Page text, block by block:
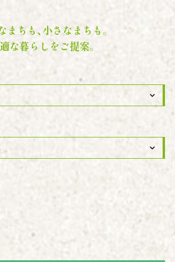
まちも、小さなまちも。
な暮らしをご提案。